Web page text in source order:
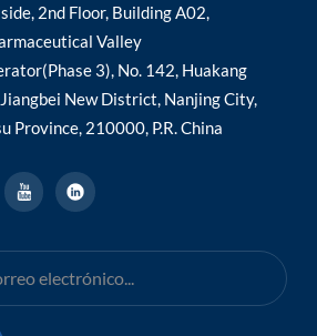
2nd Floor, Building A02,
Valley
3), No. 142, Huakang
Jiangbei New District, Nanjing City,
Province, 210000, P.R. China